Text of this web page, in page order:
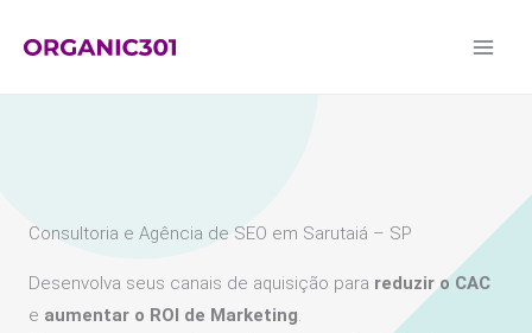
para
Consultoria e Agência de SEO em Sarutaiá – SP
Desenvolva seus canais de aquisição para reduzir o CAC
e aumentar o ROI de Marketing.